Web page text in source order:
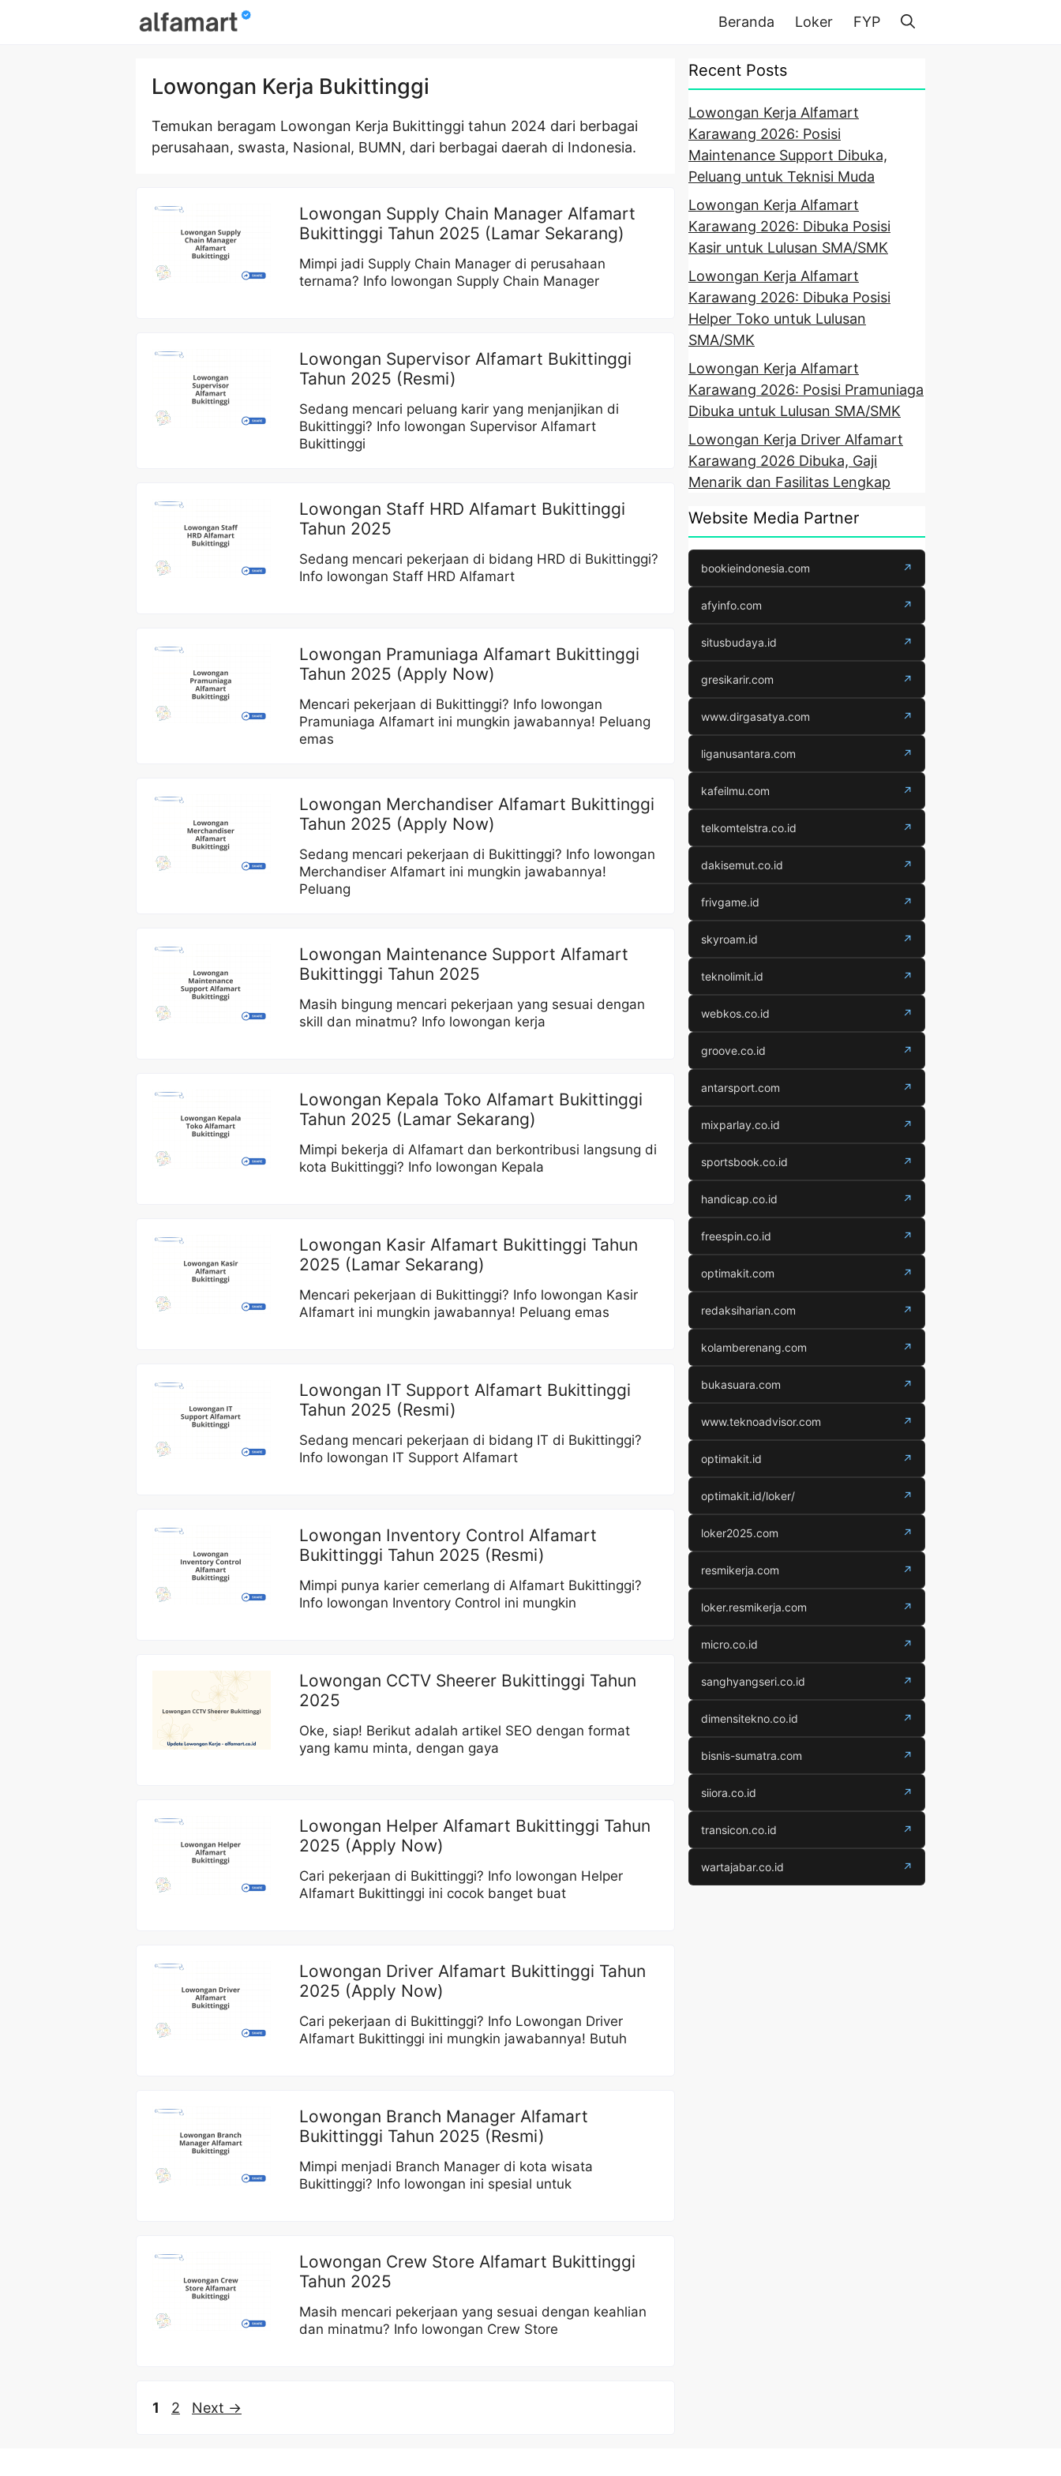
Beranda Loker FYP
Lowongan Kerja Bukittinggi
Temukan beragam Lowongan Kerja Bukittinggi tahun 2024 dari berbagai
perusahaan, swasta, Nasional, BUMN, dari berbagai daerah di Indonesia.
Lowongan Supply Chain Manager Alfamart
Bukittinggi Tahun 2025 (Lamar Sekarang)
Mimpi jadi Supply Chain Manager di perusahaan
ternama? Info lowongan Supply Chain Manager
Lowongan Supervisor Alfamart Bukittinggi
Tahun 2025 (Resmi)
Sedang mencari peluang karir yang menjanjikan di
Bukittinggi? Info lowongan Supervisor Alfamart
Bukittinggi
Lowongan Staff HRD Alfamart Bukittinggi
Tahun 2025
Sedang mencari pekerjaan di bidang HRD di Bukittinggi?
Info lowongan Staff HRD Alfamart
Lowongan Pramuniaga Alfamart Bukittinggi
Tahun 2025 (Apply Now)
Mencari pekerjaan di Bukittinggi? Info lowongan
Pramuniaga Alfamart ini mungkin jawabannya! Peluang
emas
Lowongan Merchandiser Alfamart Bukittinggi
Tahun 2025 (Apply Now)
Sedang mencari pekerjaan di Bukittinggi? Info lowongan
Merchandiser Alfamart ini mungkin jawabannya!
Peluang
Lowongan Maintenance Support Alfamart
Bukittinggi Tahun 2025
Masih bingung mencari pekerjaan yang sesuai dengan
skill dan minatmu? Info lowongan kerja
Lowongan Kepala Toko Alfamart Bukittinggi
Tahun 2025 (Lamar Sekarang)
Mimpi bekerja di Alfamart dan berkontribusi langsung di
kota Bukittinggi? Info lowongan Kepala
Lowongan Kasir Alfamart Bukittinggi Tahun
2025 (Lamar Sekarang)
Mencari pekerjaan di Bukittinggi? Info lowongan Kasir
Alfamart ini mungkin jawabannya! Peluang emas
Lowongan IT Support Alfamart Bukittinggi
Tahun 2025 (Resmi)
Sedang mencari pekerjaan di bidang IT di Bukittinggi?
Info lowongan IT Support Alfamart
Lowongan Inventory Control Alfamart
Bukittinggi Tahun 2025 (Resmi)
Mimpi punya karier cemerlang di Alfamart Bukittinggi?
Info lowongan Inventory Control ini mungkin
Lowongan CCTV Sheerer Bukittinggi Tahun
2025
Oke, siap! Berikut adalah artikel SEO dengan format
yang kamu minta, dengan gaya
Lowongan Helper Alfamart Bukittinggi Tahun
2025 (Apply Now)
Cari pekerjaan di Bukittinggi? Info lowongan Helper
Alfamart Bukittinggi ini cocok banget buat
Lowongan Driver Alfamart Bukittinggi Tahun
2025 (Apply Now)
Cari pekerjaan di Bukittinggi? Info Lowongan Driver
Alfamart Bukittinggi ini mungkin jawabannya! Butuh
Lowongan Branch Manager Alfamart
Bukittinggi Tahun 2025 (Resmi)
Mimpi menjadi Branch Manager di kota wisata
Bukittinggi? Info lowongan ini spesial untuk
Lowongan Crew Store Alfamart Bukittinggi
Tahun 2025
Masih mencari pekerjaan yang sesuai dengan keahlian
dan minatmu? Info lowongan Crew Store
Page
1 Page
2 Next →
Recent Posts
Lowongan Kerja Alfamart
Karawang 2026: Posisi
Maintenance Support Dibuka,
Peluang untuk Teknisi Muda
Lowongan Kerja Alfamart
Karawang 2026: Dibuka Posisi
Kasir untuk Lulusan SMA/SMK
Lowongan Kerja Alfamart
Karawang 2026: Dibuka Posisi
Helper Toko untuk Lulusan
SMA/SMK
Lowongan Kerja Alfamart
Karawang 2026: Posisi Pramuniaga
Dibuka untuk Lulusan SMA/SMK
Lowongan Kerja Driver Alfamart
Karawang 2026 Dibuka, Gaji
Menarik dan Fasilitas Lengkap
Website Media Partner
bookieindonesia.com ↗
afyinfo.com ↗
situsbudaya.id ↗
gresikarir.com ↗
www.dirgasatya.com ↗
liganusantara.com ↗
kafeilmu.com ↗
telkomtelstra.co.id ↗
dakisemut.co.id ↗
frivgame.id ↗
skyroam.id ↗
teknolimit.id ↗
webkos.co.id ↗
groove.co.id ↗
antarsport.com ↗
mixparlay.co.id ↗
sportsbook.co.id ↗
handicap.co.id ↗
freespin.co.id ↗
optimakit.com ↗
redaksiharian.com ↗
kolamberenang.com ↗
bukasuara.com ↗
www.teknoadvisor.com ↗
optimakit.id ↗
optimakit.id/loker/ ↗
loker2025.com ↗
resmikerja.com ↗
loker.resmikerja.com ↗
micro.co.id ↗
sanghyangseri.co.id ↗
dimensitekno.co.id ↗
bisnis-sumatra.com ↗
siiora.co.id ↗
transicon.co.id ↗
wartajabar.co.id ↗